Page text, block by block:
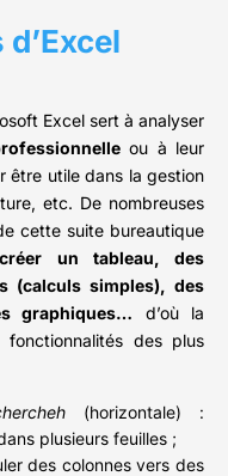
Excel sert à analyser
ou à leur
être utile dans la gestion
etc. De nombreuses
cette suite bureautique
créer un tableau, des
(calculs simples), des
graphiques… d’où la
fonctionnalités des plus
(horizontale) :
plusieurs feuilles ;
des colonnes vers des